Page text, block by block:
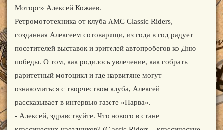
Моторс» Алексей Кожаев.
Ретромототехника от клуба АМС Classic Riders,
созданная Алексеем сотоварищи, из года в год радует
посетителей выставок и зрителей автопробегов ко Дню
победы. О том, как родилось увлечение, как собрать
раритетный мотоцикл и где нарвитяне могут
ознакомиться с творчеством клуба, Алексей
рассказывает в интервью газете «Нарва».
- Алексей, здравствуйте. Что нового в стане